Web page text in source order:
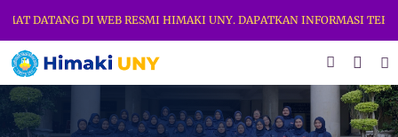
DATANG DI WEB RESMI HIMAKI UNY. DAPATKAN INFORMASI